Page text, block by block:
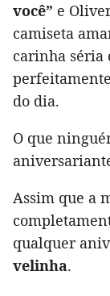
você” e
camiseta
carinha séria
do dia.
O que
Assim que a
qualquer
velinha.